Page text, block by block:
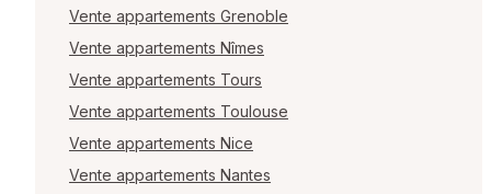
Vente appartements Grenoble
Vente appartements Nîmes
Vente appartements Tours
Vente appartements Toulouse
Vente appartements Nice
Vente appartements Nantes